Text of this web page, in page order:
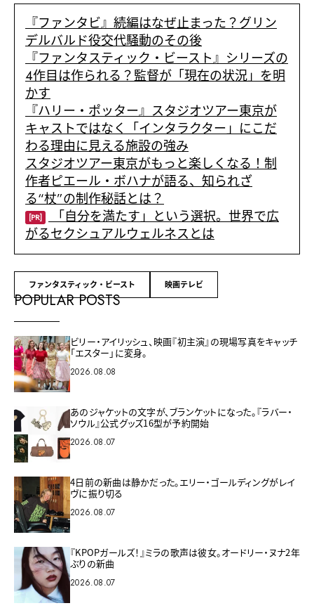
『ファンタビ』続編はなぜ止まった？グリン
デルバルド役交代騒動のその後
『ファンタスティック・ビースト』シリーズの
4作目は作られる？監督が「現在の状況」を明
かす
『ハリー・ポッター』スタジオツアー東京が
キャストではなく「インタラクター」にこだ
わる理由に見える施設の強み
スタジオツアー東京がもっと楽しくなる！制
作者ピエール・ボハナが語る、知られざ
る“杖”の制作秘話とは？
[PR]
「自分を満たす」という選択。世界で広
がるセクシュアルウェルネスとは
ファンタスティック・ビースト 映画テレビ
POPULAR POSTS
ビリー・アイリッシュ、映画『初主演』の現場写真をキャッチ
「エスター」に変身。
2026.08.08
あのジャケットの文字が、ブランケットになった。『ラバー・
ソウル』公式グッズ16型が予約開始
2026.08.07
4日前の新曲は静かだった。エリー・ゴールディングがレイ
ヴに振り切る
2026.08.07
『KPOPガールズ！』ミラの歌声は彼女。オードリー・ヌナ2年
ぶりの新曲
2026.08.07